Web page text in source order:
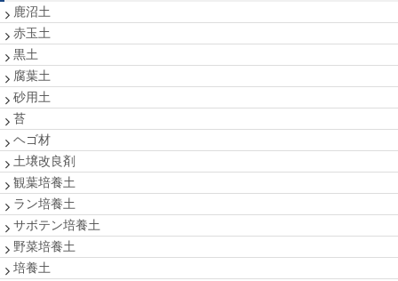
鹿沼土
赤玉土
黒土
腐葉土
砂用土
苔
ヘゴ材
土壌改良剤
観葉培養土
ラン培養土
サボテン培養土
野菜培養土
培養土